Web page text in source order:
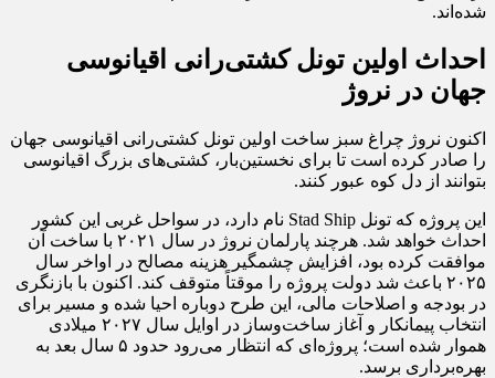
شده‌اند.
احداث اولین تونل کشتی‌رانی اقیانوسی
جهان در نروژ
اکنون نروژ چراغ سبز ساخت اولین تونل کشتی‌رانی اقیانوسی جهان
را صادر کرده است تا برای نخستین‌بار، کشتی‌های بزرگ اقیانوسی
بتوانند از دل کوه عبور کنند.
این پروژه که تونل Stad Ship نام دارد، در سواحل غربی این کشور
احداث خواهد شد. هرچند پارلمان نروژ در سال ۲۰۲۱ با ساخت آن
موافقت کرده بود، افزایش چشمگیر هزینه مصالح در اواخر سال
۲۰۲۵ باعث شد دولت پروژه را موقتاً متوقف کند. اکنون با بازنگری
در بودجه و اصلاحات مالی، این طرح دوباره احیا شده و مسیر برای
انتخاب پیمانکار و آغاز ساخت‌وساز در اوایل سال ۲۰۲۷ میلادی
هموار شده است؛ پروژه‌ای که انتظار می‌رود حدود ۵ سال بعد به
بهره‌برداری برسد.